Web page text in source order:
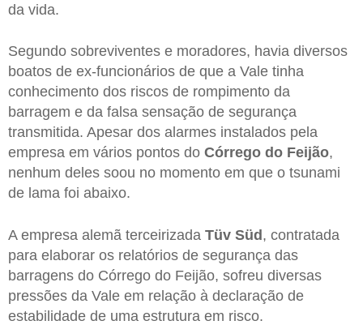
da vida.
Segundo sobreviventes e moradores, havia diversos
boatos de ex-funcionários de que a Vale tinha
conhecimento dos riscos de rompimento da
barragem e da falsa sensação de segurança
transmitida. Apesar dos alarmes instalados pela
empresa em vários pontos do Córrego do Feijão,
nenhum deles soou no momento em que o tsunami
de lama foi abaixo.
A empresa alemã terceirizada Tüv Süd, contratada
para elaborar os relatórios de segurança das
barragens do Córrego do Feijão, sofreu diversas
pressões da Vale em relação à declaração de
estabilidade de uma estrutura em risco.